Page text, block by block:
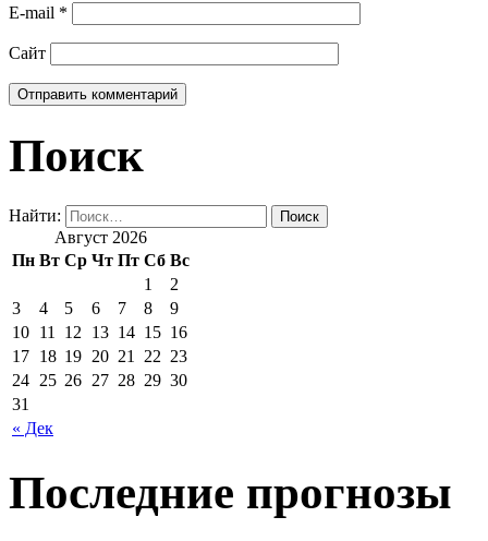
E-mail *
Сайт
Поиск
Найти:
Август 2026
Пн Вт Ср Чт Пт Сб Вс
« Дек
1
2
3
4 5 6 7 8
9
10 11 12 13 14 15 16
17 18 19 20 21 22 23
24 25 26 27 28 29 30
31
Последние прогнозы